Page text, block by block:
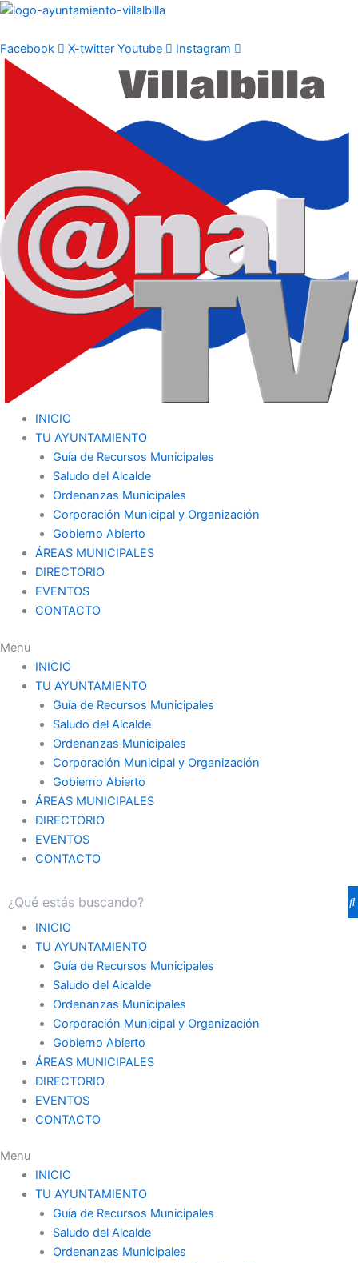
Ir
contenido
Facebook X-twitter Youtube Instagram
INICIO
TU AYUNTAMIENTO
Guía de Recursos Municipales
Saludo del Alcalde
Ordenanzas Municipales
Corporación Municipal y Organización
Gobierno Abierto
ÁREAS MUNICIPALES
DIRECTORIO
EVENTOS
CONTACTO
Menu
INICIO
TU AYUNTAMIENTO
Guía de Recursos Municipales
Saludo del Alcalde
Ordenanzas Municipales
Corporación Municipal y Organización
Gobierno Abierto
ÁREAS MUNICIPALES
DIRECTORIO
EVENTOS
CONTACTO
INICIO
TU AYUNTAMIENTO
Guía de Recursos Municipales
Saludo del Alcalde
Ordenanzas Municipales
Corporación Municipal y Organización
Gobierno Abierto
ÁREAS MUNICIPALES
DIRECTORIO
EVENTOS
CONTACTO
Menu
INICIO
TU AYUNTAMIENTO
Guía de Recursos Municipales
Saludo del Alcalde
Ordenanzas Municipales